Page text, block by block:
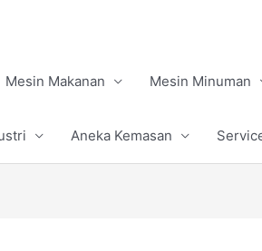
Mesin Makanan Mesin Minuman
Aneka Kemasan